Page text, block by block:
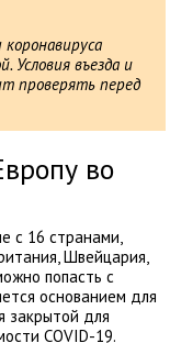
Условия въезда и
проверять перед
во
с 16 странами,
Швейцария,
попасть с
основанием для
закрытой для
COVID-19.